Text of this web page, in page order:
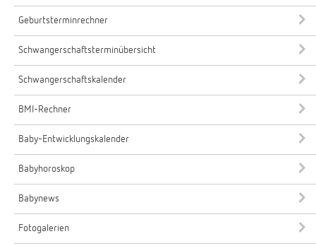
Geburtsterminrechner
Schwangerschaftsterminübersicht
Schwangerschaftskalender
BMI-Rechner
Baby-Entwicklungskalender
Babyhoroskop
Babynews
Fotogalerien